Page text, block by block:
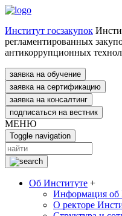
Институт госзакупок
регламентированных
антикоррупционных
заявка на обучение
заявка на сертификацию
заявка на консалтинг
подписаться на вестник
МЕНЮ
Toggle navigation
Об Институте +
Информация об
О ректоре